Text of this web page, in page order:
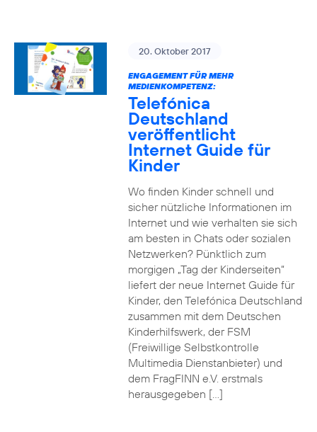
20. Oktober 2017
ENGAGEMENT FÜR MEHR
MEDIENKOMPETENZ:
Telefónica
Deutschland
veröffentlicht
Internet Guide für
Kinder
Wo finden Kinder schnell und
sicher nützliche Informationen im
Internet und wie verhalten sie sich
am besten in Chats oder sozialen
Netzwerken? Pünktlich zum
morgigen „Tag der Kinderseiten“
liefert der neue Internet Guide für
Kinder, den Telefónica Deutschland
zusammen mit dem Deutschen
Kinderhilfswerk, der FSM
(Freiwillige Selbstkontrolle
Multimedia Dienstanbieter) und
dem FragFINN e.V. erstmals
herausgegeben […]